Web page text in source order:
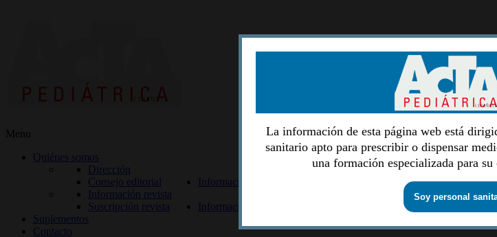
Menu
Quiénes somos
Dirección
Consejo editorial
Información lectores
Información revista
Suscripción revista
Información autores
Suplementos
Contacto
La información de esta página web está
sanitario apto para prescribir o dispensar
una formación especializada para
Soy personal